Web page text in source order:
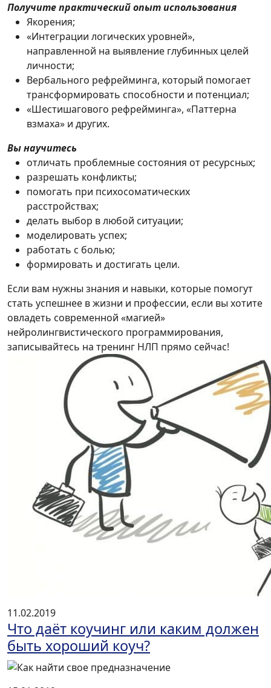
Получите практический опыт использования
Якорения;
«Интеграции логических уровней»,
направленной на выявление глубинных целей
личности;
Вербального рефрейминга, который помогает
трансформировать способности и потенциал;
«Шестишагового рефрейминга», «Паттерна
взмаха» и других.
Вы научитесь
отличать проблемные состояния от ресурсных;
разрешать конфликты;
помогать при психосоматических
расстройствах;
делать выбор в любой ситуации;
моделировать успех;
работать с болью;
формировать и достигать цели.
Если вам нужны знания и навыки, которые помогут
стать успешнее в жизни и профессии, если вы хотите
овладеть современной «магией»
нейролингвистического программирования,
записывайтесь на тренинг НЛП прямо сейчас!
11.02.2019
Что даёт коучинг или каким должен
быть хороший коуч?